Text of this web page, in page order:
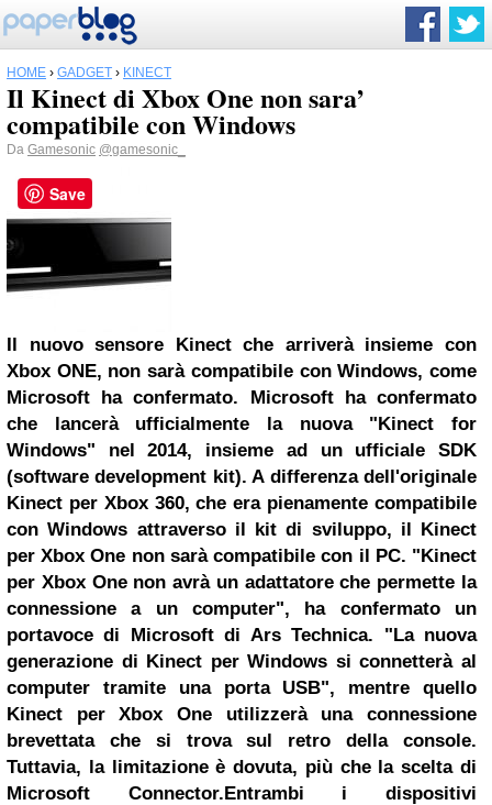
HOME › GADGET › KINECT
Il Kinect di Xbox One non sara’
compatibile con Windows
Da Gamesonic @gamesonic_
Il nuovo sensore Kinect che arriverà insieme con
Xbox ONE, non sarà compatibile con Windows, come
Microsoft ha confermato.
Microsoft ha confermato
che lancerà ufficialmente la nuova "Kinect for
Windows" nel 2014, insieme ad un ufficiale SDK
(software development kit).A differenza dell'originale
Kinect per Xbox 360, che era pienamente compatibile
con Windows attraverso il kit di sviluppo, il Kinect
per Xbox One non sarà compatibile con il PC. "Kinect
per Xbox One non avrà un adattatore che permette la
connessione a un computer", ha confermato un
portavoce di Microsoft di Ars Technica.
"La nuova
generazione di Kinect per Windows si connetterà al
computer tramite una porta USB", mentre quello
Kinect per Xbox One utilizzerà una connessione
brevettata che si trova sul retro della console.
Tuttavia, la limitazione è dovuta, più che la scelta di
Microsoft Connector.Entrambi i dispositivi
Save